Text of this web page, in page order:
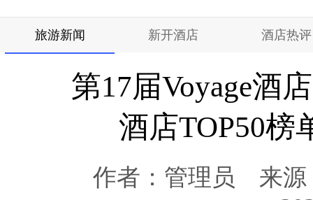
旅游新闻 新开酒店 酒店热评
第17届Voyage酒
酒店TOP50榜
作者：管理员
来源